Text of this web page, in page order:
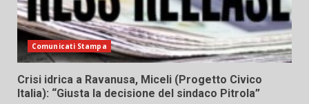
Comunicati Stampa
Crisi idrica a Ravanusa, Miceli (Progetto Civico
Italia): “Giusta la decisione del sindaco Pitrola”